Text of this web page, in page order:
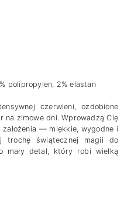
polipropylen, 2% elastan
czerwieni, ozdobione
na zimowe dni. Wprowadzą Cię
— miękkie, wygodne i
trochę świątecznej magii do
mały detal, który robi wielką